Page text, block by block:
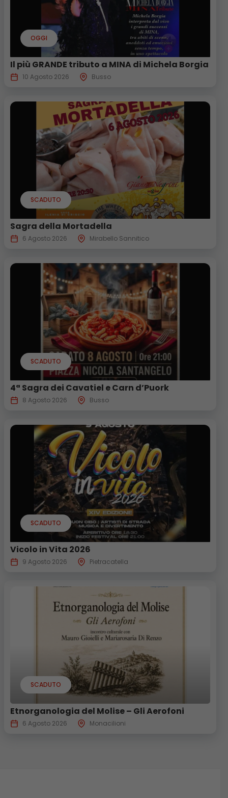
OGGI
Il più GRANDE tributo a MINA di Michela Borgia
10 Agosto 2026 Busso
SCADUTO
Sagra della Mortadella
6 Agosto 2026 Mirabello Sannitico
SCADUTO
4ª Sagra dei Cavatiel e Carn d’Puork
8 Agosto 2026 Busso
SCADUTO
Vicolo in Vita 2026
9 Agosto 2026 Pietracatella
SCADUTO
Etnorganologia del Molise – Gli Aerofoni
6 Agosto 2026 Monacilioni